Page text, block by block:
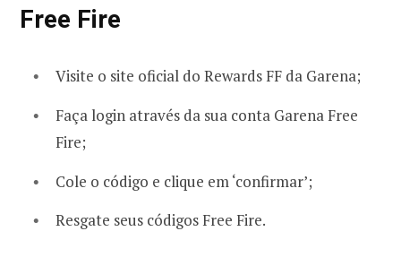
Free Fire
Visite o site oficial do Rewards FF da Garena;
Faça login através da sua conta Garena Free
Fire;
Cole o código e clique em ‘confirmar’;
Resgate seus códigos Free Fire.